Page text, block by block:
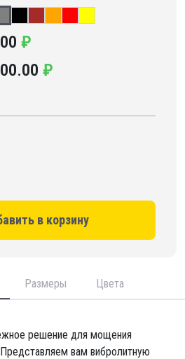
₽
₽
в корзину
Размеры Цвета
решение для мощения
вам вибролитную